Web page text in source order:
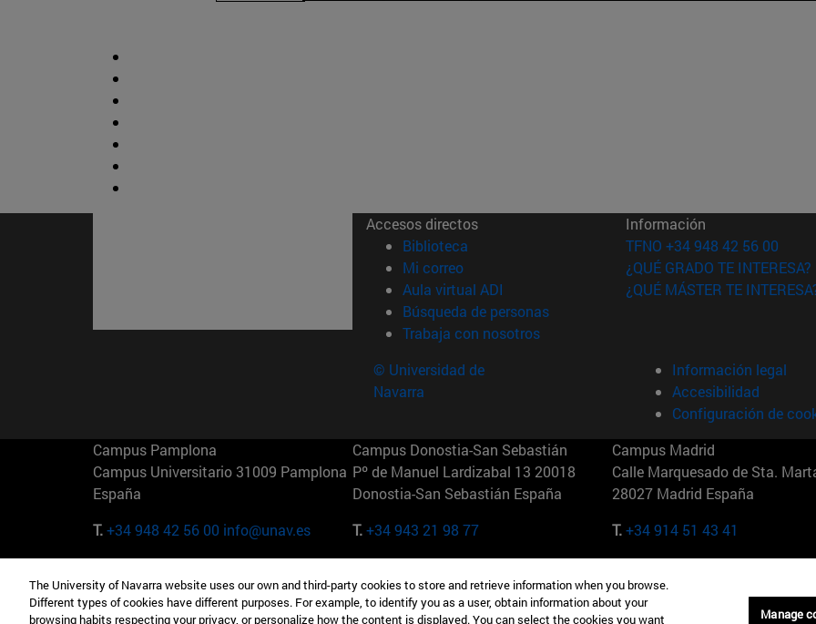
Accesos directos
Biblioteca (abre en nueva ventana)
Mi correo(abre en nueva ventana)
Aula virtual ADI (abre en nueva ventana)
Búsqueda de personas(abre en nueva ventana)
Trabaja con nosotros(abre en nueva ventana)
Información
TFNO +34 948 42 56 00
¿QUÉ GRADO TE INTERESA?
¿QUÉ MÁSTER TE
© Universidad de
Navarra
Información legal
Accesibilidad
Configuración de
Campus Pamplona
Campus Universitario 31009 Pamplona
España
T.+34 948 42 56 00 info@unav.es
Campus Donostia-San Sebastián
Pº de Manuel Lardizabal 13 20018
Donostia-San Sebastián España
T.+34 943 21 98 77
Campus Madrid
Calle Marquesado de Sta.
28027 Madrid España
T.+34 914 51 43 41
Camino del Cerro Águila 3 28023
Madrid España
165 W 57th St 10019-2201 Nueva York
EE.UU
Maria-Theresia-Straße 15 81675
Múnich Alemania
The University of Navarra website uses our own and third-party cookies to store and retrieve information when you browse.
Different types of cookies have different purposes. For example, to identify you as a user, obtain information about your
browsing habits respecting your privacy, or personalize how the content is displayed. You can select the cookies you want
Manage